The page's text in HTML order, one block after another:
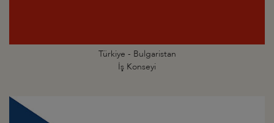
Türkiye - Bulgaristan
İş Konseyi